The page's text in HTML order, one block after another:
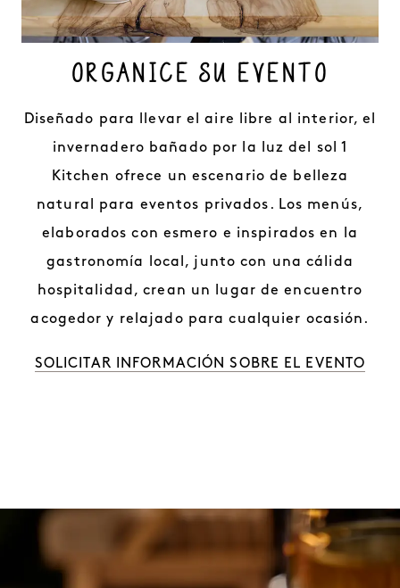
ORGANICE SU EVENTO
Diseñado para llevar el aire libre al interior, el
invernadero bañado por la luz del sol 1
Kitchen ofrece un escenario de belleza
natural para eventos privados. Los menús,
elaborados con esmero e inspirados en la
gastronomía local, junto con una cálida
hospitalidad, crean un lugar de encuentro
acogedor y relajado para cualquier ocasión.
SOLICITAR INFORMACIÓN SOBRE EL EVENTO